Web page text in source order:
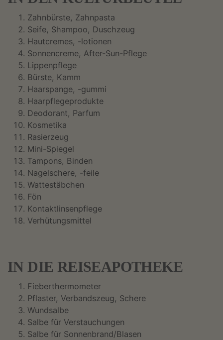
Zahnbürste, Zahnpasta
Seife, Shampoo, Duschzeug
Hautcremes, -lotionen
Sonnencreme, After-Sun-Pflege
Lippenpflege
Bürste, Kamm
Haarspange, -gummi
Haarpflegeprodukte
Deodorant, Parfum
Kosmetika
Rasierzeug
Mini-Spiegel
Tampons, Binden
Nagelschere, -feile
Wattestäbchen
Fön
Kontaktlinsenpflege
Verhütungsmittel
IN DIE REISEAPOTHEKE
Fieberthermometer
Pflaster, Verbandszeug, Schere
Wundsalbe
Salbe für Verstauchungen
Salbe für Sonnenbrand/Blasen